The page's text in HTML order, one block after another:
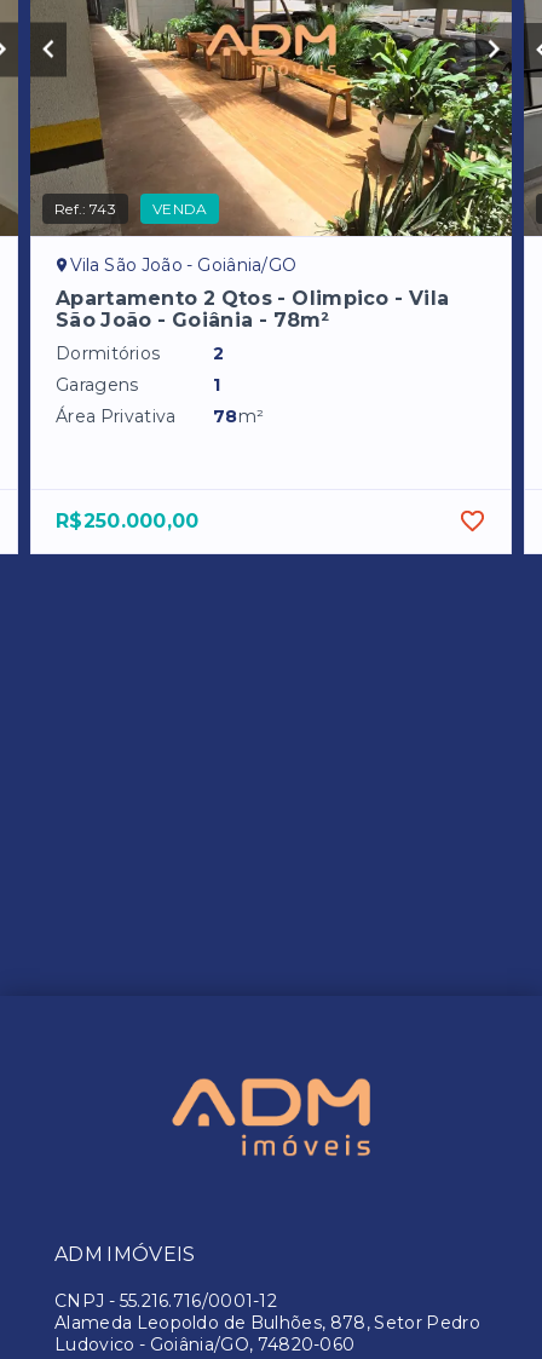
Ref.:743 VENDA
Vila São João - Goiânia/GO
Apartamento 2 Qtos - Olimpico - Vila
São João - Goiânia - 78m²
Dormitórios
2
Garagens
1
Área Privativa
78m²
R$250.000,00
ADM IMÓVEIS
CNPJ - 55.216.716/0001-12
Alameda Leopoldo de Bulhões, 878, Setor Pedro
Ludovico - Goiânia/GO, 74820-060